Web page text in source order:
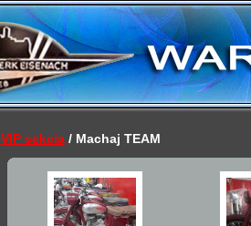
VIP sekcia/ Machaj TEAM